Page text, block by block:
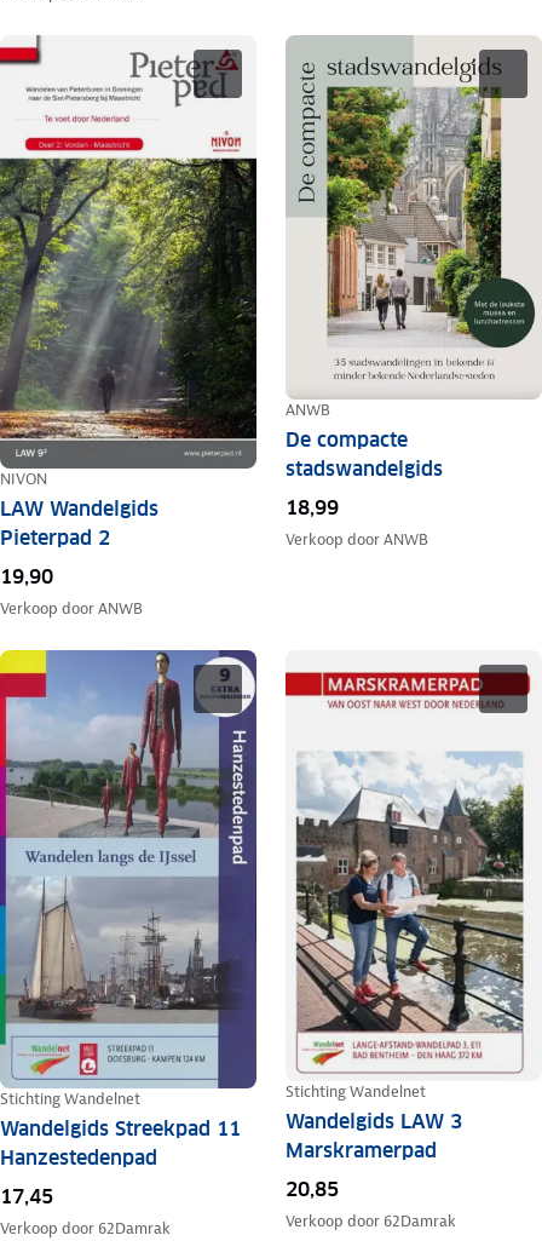
NIVON
LAW Wandelgids
Pieterpad 2
19,90
Verkoop doorANWB
ANWB
De compacte
stadswandelgids
18,99
Verkoop doorANWB
Stichting Wandelnet
Wandelgids Streekpad 11
Hanzestedenpad
17,45
Verkoop door 62Damrak
Stichting Wandelnet
Wandelgids LAW 3
Marskramerpad
20,85
Verkoop door 62Damrak